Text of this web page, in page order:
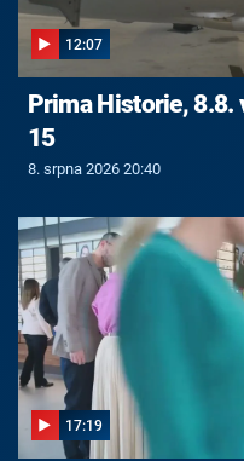
12:07
Prima Historie, 8.8.
15
8. srpna 2026 20:40
17:19